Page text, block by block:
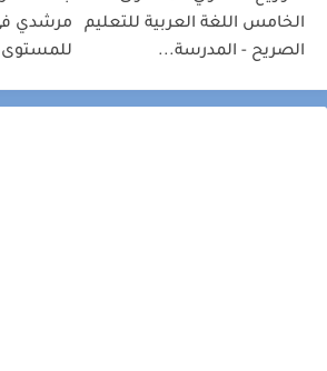
الخامس اللغة العربية للتعليم
الصريح - المدرسة...
مرشدي في